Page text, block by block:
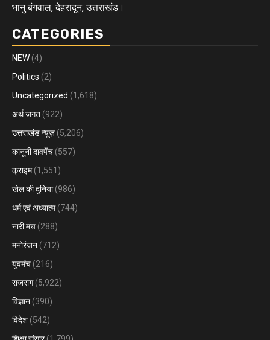
भानु बंगवाल, देहरादून, उत्तराखंड।
CATEGORIES
NEW (4)
Politics (2)
Uncategorized (1,618)
अर्थ जगत (922)
उत्तराखंड न्यूज़ (5,206)
कानूनी दावपेंच (557)
क्राइम(1,551)
खेल की दुनिया(986)
धर्म एवं अध्यात्म(744)
नारी मंच (288)
मनोरंजन (712)
युवमंच (216)
राजराग(5,922)
विज्ञान (390)
विदेश (542)